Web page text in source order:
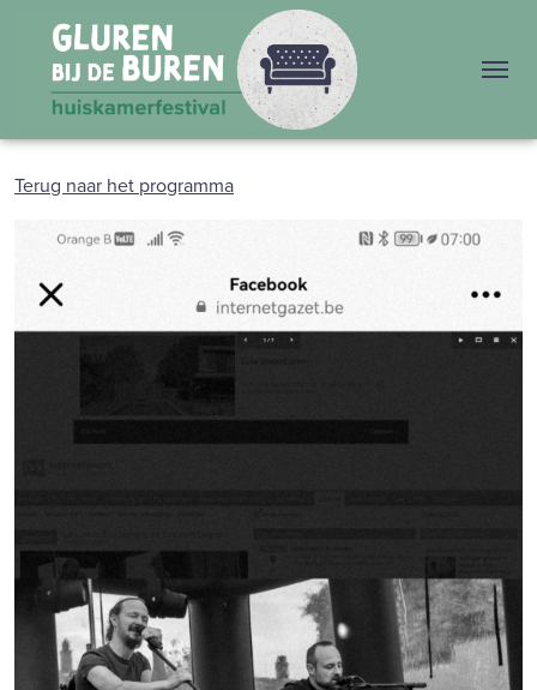
Terug naar het programma